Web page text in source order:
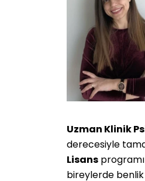
Uzman Klinik
derecesiyle
Lisans
bireylerde benlik